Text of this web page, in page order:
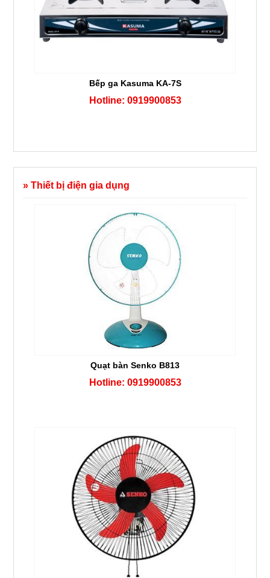
Bếp ga Kasuma KA-7S
Hotline: 0919900853
» Thiết bị điện gia dụng
Quạt bàn Senko B813
Hotline: 0919900853